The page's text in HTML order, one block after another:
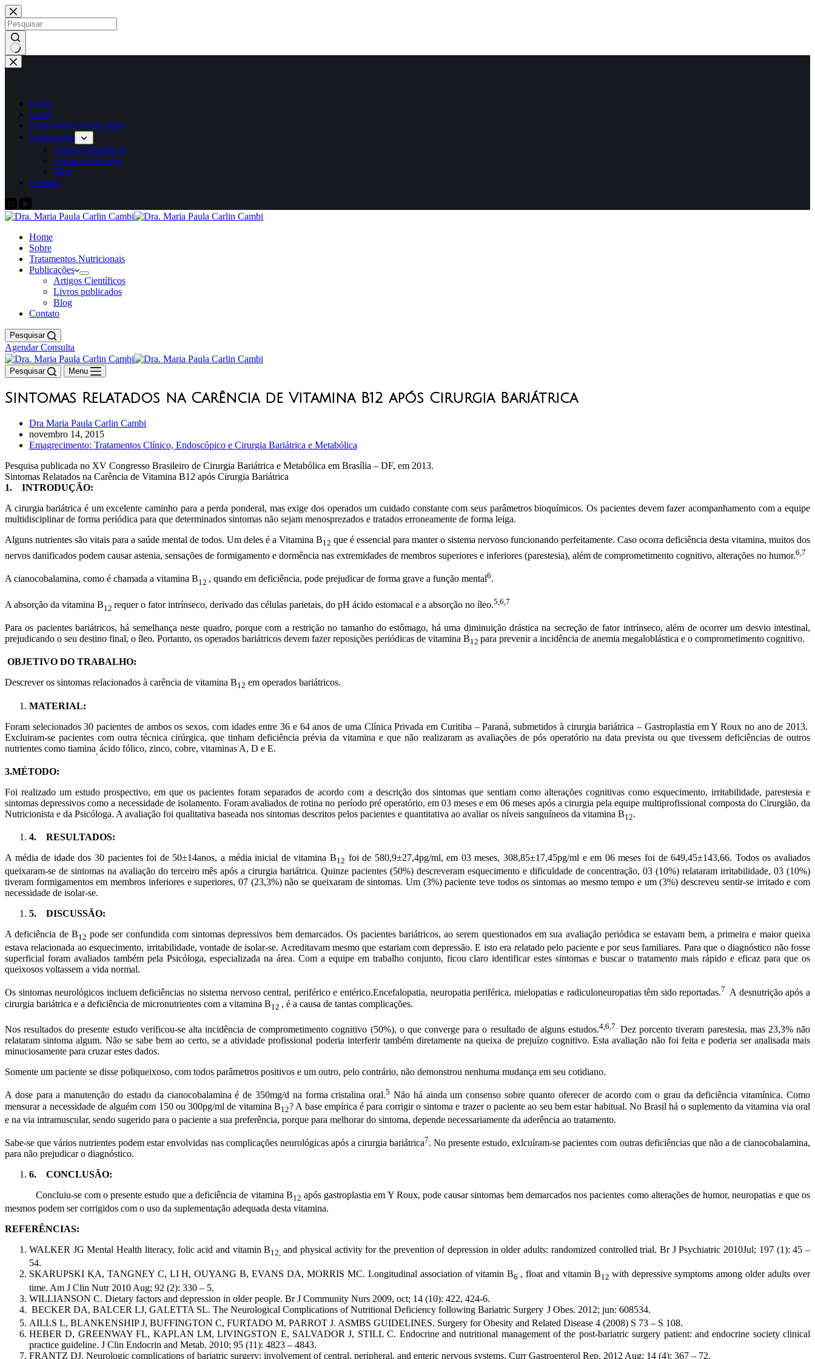
Home
Sobre
Tratamentos Nutricionais
Publicações
Artigos Científicos
Livros publicados
Blog
Contato
Home
Sobre
Tratamentos Nutricionais
Publicações
Artigos Científicos
Livros publicados
Blog
Contato
Pesquisar
Agendar Consulta
Pesquisar Menu
Sintomas Relatados na Carência de Vitamina B12 após Cirurgia Bariátrica
Dra Maria Paula Carlin Cambi
novembro 14, 2015
Emagrecimento: Tratamentos Clínico, Endoscópico e Cirurgia Bariátrica e Metabólica
Pesquisa publicada no XV Congresso Brasileiro de Cirurgia Bariátrica e Metabólica em Brasília – DF, em 2013.
Sintomas Relatados na Carência de Vitamina B12 após Cirurgia Bariátrica
1. INTRODUÇÃO:
A cirurgia bariátrica é um excelente caminho para a perda ponderal, mas exige dos operados um cuidado constante com seus parâmetros bioquímicos. Os pacientes devem fazer acompanhamento com a equipe
multidisciplinar de forma periódica para que determinados sintomas não sejam menosprezados e tratados erroneamente de forma leiga.
Alguns nutrientes são vitais para a saúde mental de todos. Um deles é a Vitamina B12 que é essencial para manter o sistema nervoso funcionando perfeitamente. Caso ocorra deficiência desta vitamina, muitos dos
nervos danificados podem causar astenia, sensações de formigamento e dormência nas extremidades de membros superiores e inferiores (parestesia), além de comprometimento cognitivo, alterações no humor.6,7
A cianocobalamina, como é chamada a vitamina B12 , quando em deficiência, pode prejudicar de forma grave a função mental6.
A absorção da vitamina B12 requer o fator intrínseco, derivado das células parietais, do pH ácido estomacal e a absorção no íleo.5,6,7
Para os pacientes bariátricos, há semelhança neste quadro, porque com a restrição no tamanho do estômago, há uma diminuição drástica na secreção de fator intrínseco, além de ocorrer um desvio intestinal,
prejudicando o seu destino final, o íleo. Portanto, os operados bariátricos devem fazer reposições periódicas de vitamina B12 para prevenir a incidência de anemia megaloblástica e o comprometimento cognitivo.
OBJETIVO DO TRABALHO:
Descrever os sintomas relacionados à carência de vitamina B12 em operados bariátricos.
MATERIAL:
Foram selecionados 30 pacientes de ambos os sexos, com idades entre 36 e 64 anos de uma Clínica Privada em Curitiba – Paraná, submetidos à cirurgia bariátrica – Gastroplastia em Y Roux no ano de 2013.
Excluiram-se pacientes com outra técnica cirúrgica, que tinham deficiência prévia da vitamina e que não realizaram as avaliações de pós operatório na data prevista ou que tivessem deficiências de outros
nutrientes como tiamina ácido fólico, zinco, cobre, vitaminas A, D e E.
3.MÉTODO:
Foi realizado um estudo prospectivo, em que os pacientes foram separados de acordo com a descrição dos sintomas que sentiam como alterações cognitivas como esquecimento, irritabilidade, parestesia e
sintomas depressivos como a necessidade de isolamento. Foram avaliados de rotina no período pré operatório, em 03 meses e em 06 meses após a cirurgia pela equipe multiprofissional composta do Cirurgião, da
Nutricionista e da Psicóloga. A avaliação foi qualitativa baseada nos sintomas descritos pelos pacientes e quantitativa ao avaliar os níveis sanguíneos da vitamina B12.
4. RESULTADOS:
A média de idade dos 30 pacientes foi de 50±14anos, a média inicial de vitamina B12 foi de 580,9±27,4pg/ml, em 03 meses, 308,85±17,45pg/ml e em 06 meses foi de 649,45±143,66. Todos os avaliados
queixaram-se de sintomas na avaliação do terceiro mês após a cirurgia bariátrica. Quinze pacientes (50%) descreveram esquecimento e dificuldade de concentração, 03 (10%) relataram irritabilidade, 03 (10%)
tiveram formigamentos em membros inferiores e superiores, 07 (23,3%) não se queixaram de sintomas. Um (3%) paciente teve todos os sintomas ao mesmo tempo e um (3%) descreveu sentir-se irritado e com
necessidade de isolar-se.
5. DISCUSSÃO:
A deficiência de B12 pode ser confundida com sintomas depressivos bem demarcados. Os pacientes bariátricos, ao serem questionados em sua avaliação periódica se estavam bem, a primeira e maior queixa
estava relacionada ao esquecimento, irritabilidade, vontade de isolar-se. Acreditavam mesmo que estariam com depressão. E isto era relatado pelo paciente e por seus familiares. Para que o diagnóstico não fosse
superficial foram avaliados também pela Psicóloga, especializada na área. Com a equipe em trabalho conjunto, ficou claro identificar estes sintomas e buscar o tratamento mais rápido e eficaz para que os
queixosos voltassem a vida normal.
Os sintomas neurológicos incluem deficiências no sistema nervoso central, periférico e entérico.Encefalopatia, neuropatia periférica, mielopatias e radiculoneuropatias têm sido reportadas.7 A desnutrição após a
cirurgia bariátrica e a deficiência de micronutrientes com a vitamina B12 , é a causa de tantas complicações.
Nos resultados do presente estudo verificou-se alta incidência de comprometimento cognitivo (50%), o que converge para o resultado de alguns estudos.4,6,7. Dez porcento tiveram parestesia, mas 23,3% não
relataram sintoma algum. Não se sabe bem ao certo, se a atividade profissional poderia interferir também diretamente na queixa de prejuízo cognitivo. Esta avaliação não foi feita e poderia ser analisada mais
minuciosamente para cruzar estes dados.
Somente um paciente se disse poliqueixoso, com todos parâmetros positivos e um outro, pelo contrário, não demonstrou nenhuma mudança em seu cotidiano.
A dose para a manutenção do estado da cianocobalamina é de 350mg/d na forma cristalina oral.5 Não há ainda um consenso sobre quanto oferecer de acordo com o grau da deficiência vitamínica. Como
mensurar a necessidade de alguém com 150 ou 300pg/ml de vitamina B12? A base empírica é para corrigir o sintoma e trazer o paciente ao seu bem estar habitual. No Brasil há o suplemento da vitamina via oral
e na via intramuscular, sendo sugerido para o paciente a sua preferência, porque para melhorar do sintoma, depende necessariamente da aderência ao tratamento.
Sabe-se que vários nutrientes podem estar envolvidas nas complicações neurológicas após a cirurgia bariátrica7. No presente estudo, exlcuíram-se pacientes com outras deficiências que não a de cianocobalamina,
para não prejudicar o diagnóstico.
6. CONCLUSÃO:
Concluiu-se com o presente estudo que a deficiência de vitamina B12 após gastroplastia em Y Roux, pode causar sintomas bem demarcados nos pacientes como alterações de humor, neuropatias e que os
mesmos podem ser corrigidos com o uso da suplementação adequada desta vitamina.
REFERÊNCIAS:
WALKER JG Mental Health literacy, folic acid and vitamin B12,and physical activity for the prevention of depression in older adults: randomized controlled trial. Br J Psychiatric 2010Jul; 197 (1): 45 –
54.
SKARUPSKI KA, TANGNEY C, LI H, OUYANG B, EVANS DA, MORRIS MC. Longitudinal association of vitamin B6, float and vitamin B12 with depressive symptoms among older adults over
time. Am J Clin Nutr 2010 Aug; 92 (2): 330 – 5.
WILLIANSON C. Dietary factors and depression in older people. Br J Community Nurs 2009, oct; 14 (10): 422, 424-6.
BECKER DA, BALCER LJ, GALETTA SL. The Neurological Complications of Nutritional Deficiency following Bariatric Surgery J Obes. 2012; jun: 608534.
AILLS L, BLANKENSHIP J, BUFFINGTON C, FURTADO M, PARROT J. ASMBS GUIDELINES. Surgery for Obesity and Related Disease 4 (2008) S 73 – S 108.
HEBER D, GREENWAY FL, KAPLAN LM, LIVINGSTON E, SALVADOR J, STILL C. Endocrine and nutritional management of the post-bariatric surgery patient: and endocrine society clinical
practice guideline. J Clin Endocrin and Metab. 2010; 95 (11): 4823 – 4843.
FRANTZ DJ. Neurologic complications of bariatric surgery: involvement of central, peripheral, and enteric nervous systems. Curr Gastroenterol Rep. 2012 Aug; 14 (4): 367 – 72.